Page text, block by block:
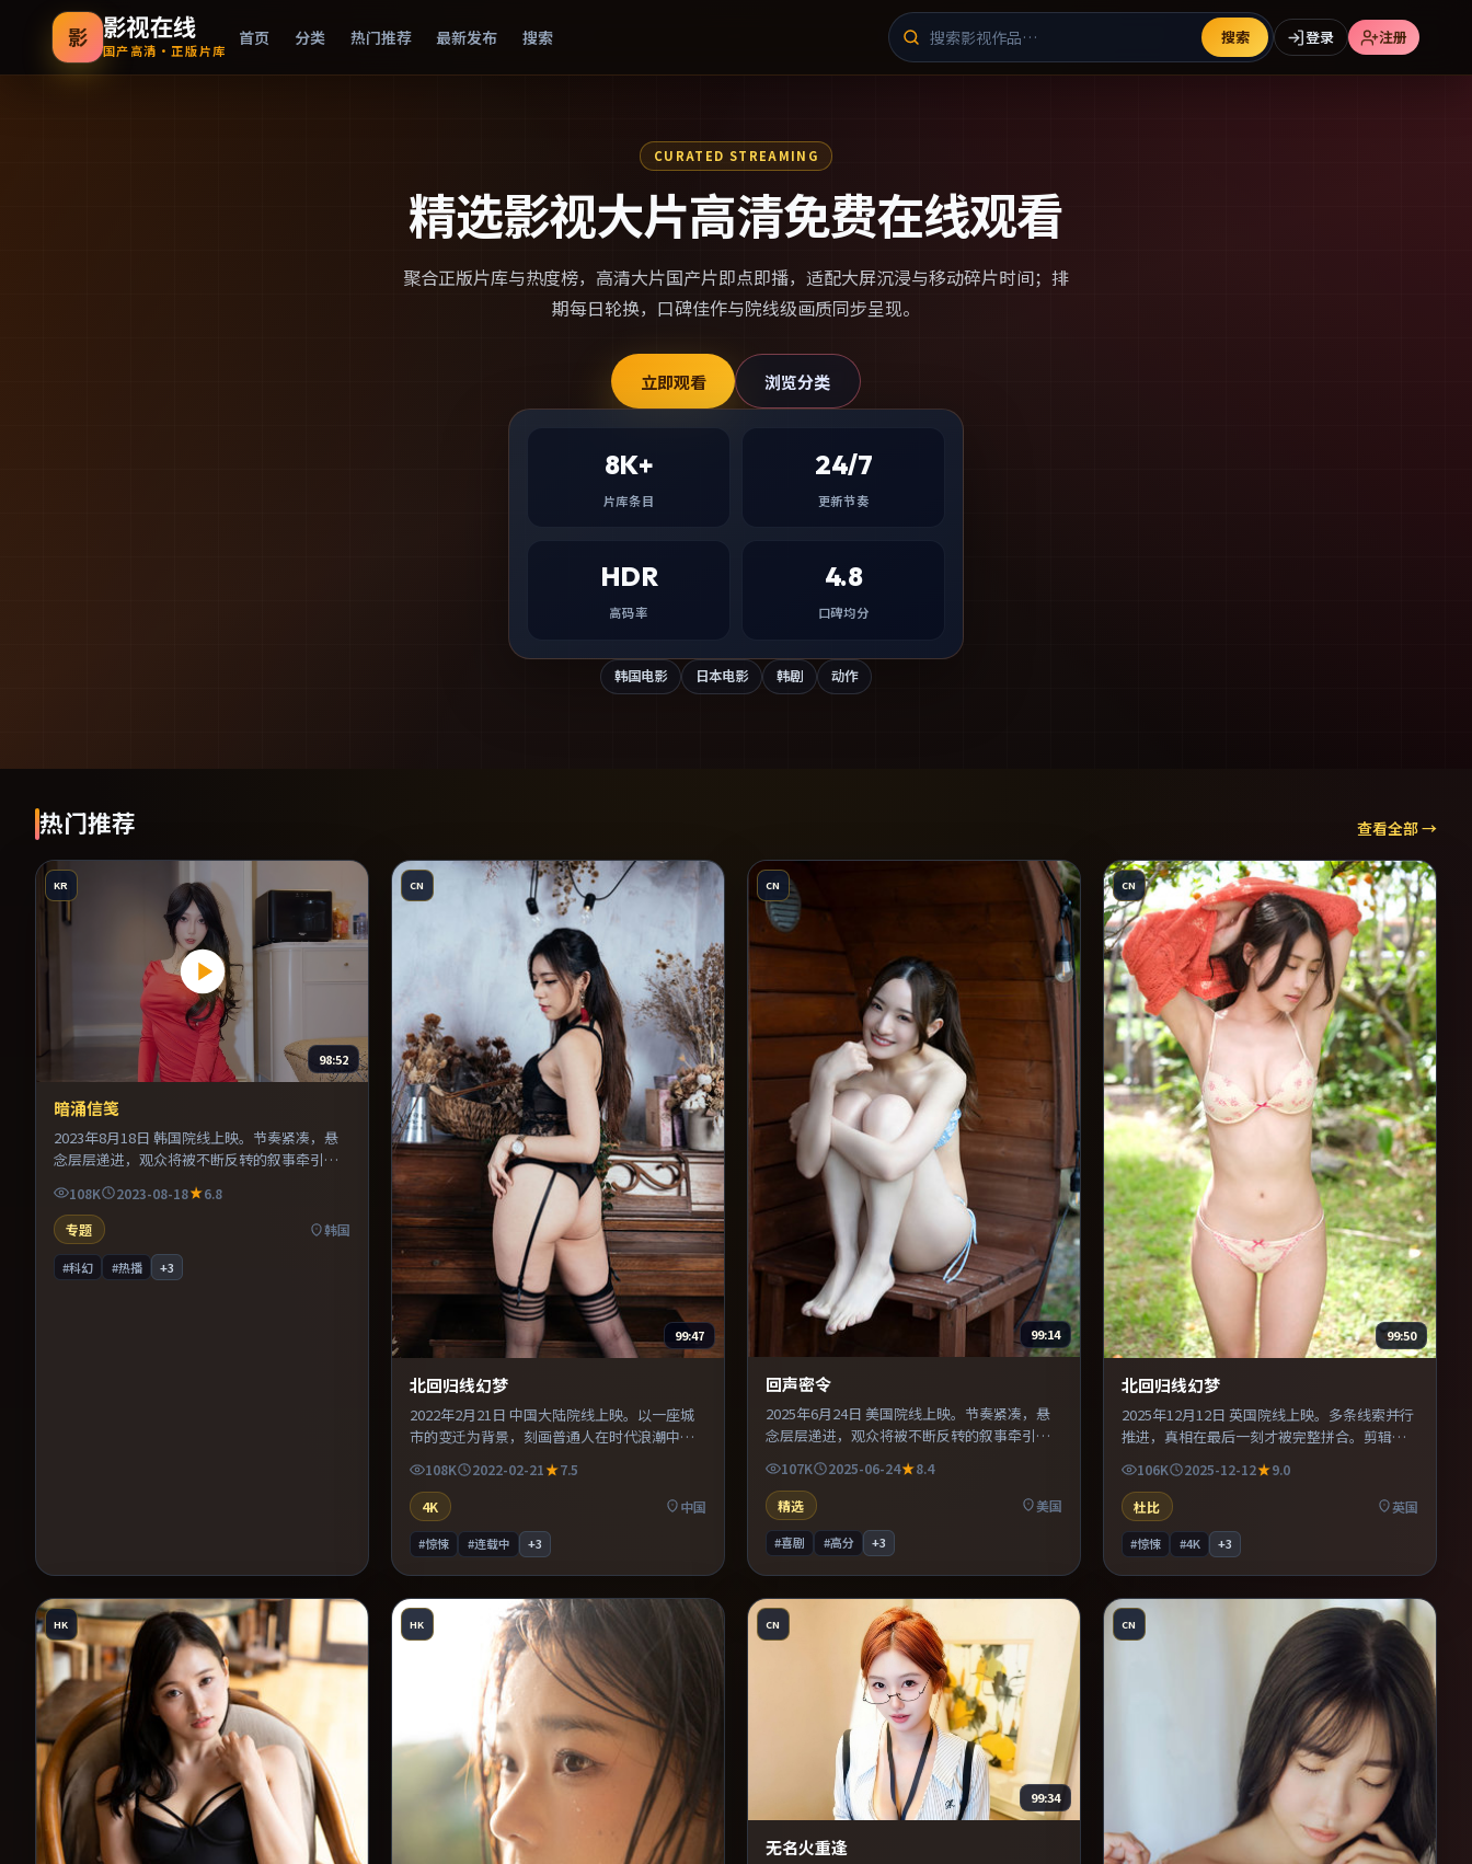
影 影视在线
国产高清·正版片库
首页 分类 热门推荐 最新发布 搜索 搜索 登录 注册
CURATED STREAMING
精选影视大片高清免费在线观看
聚合正版片库与热度榜， 高清大片国产片即点即播，适配大屏沉浸与移动碎片时间；排
期每日轮换，口碑佳作与院线级画质同步呈现。
立即观看 浏览分类
8K+
片库条目
24/7
更新节奏
HDR
高码率
4.8
口碑均分
韩国电影 日本电影 韩剧 动作
热门推荐 查看全部 →
KR
98:52
暗涌信笺
2023年8月18日 韩国院线上映。节奏紧凑，悬
念层层递进，观众将被不断反转的叙事牵引。
剪辑利落，信息密度高，适合喜欢烧脑与推理
的观众。整体完成度较高，适合周末一口气看
完。
108K 2023-08-18
6.8
专题
韩国
#科幻 #热播 +3
CN
99:47
北回归线幻梦
2022年2月21日 中国大陆院线上映。以一座城
市的变迁为背景，刻画普通人在时代浪潮中的
特写交替强化压迫感。适合喜欢现实主义题材
的观众，情绪后劲较足。
108K 2022-02-21
7.5
4K
中国
#惊悚 #连载中 +3
CN
99:14
回声密令
2025年6月24日 美国院线上映。节奏紧凑，悬
念层层递进，观众将被不断反转的叙事牵引。
替强化压迫感。整体完成度较高，适合周末一
口气看完。
107K 2025-06-24
8.4
精选
美国
#喜剧 #高分 +3
CN
99:50
北回归线幻梦
2025年12月12日 英国院线上映。多条线索并行
推进，真相在最后一刻才被完整拼合。剪辑利
众。适合喜欢现实主义题材的观众，情绪后劲
较足。
106K 2025-12-12
9.0
杜比
英国
#惊悚 #4K +3
HK HK CN
99:34
无名火重逢
CN